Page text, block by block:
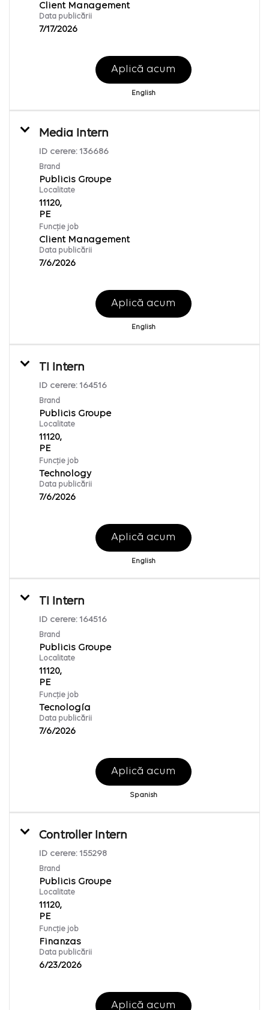
Client Management
Data publicării
7/17/2026
Aplică acum
English
Media Intern
ID cerere: 136686
Brand
Publicis Groupe
Localitate
11120,
Funcție job
Client Management
Data publicării
7/6/2026
Aplică acum
English
TI Intern
ID cerere: 164516
Brand
Publicis Groupe
Localitate
11120,
Funcție job
Technology
Data publicării
7/6/2026
Aplică acum
English
TI Intern
ID cerere: 164516
Brand
Publicis Groupe
Localitate
11120,
Funcție job
Tecnología
Data publicării
7/6/2026
Aplică acum
Spanish
Controller Intern
ID cerere: 155298
Brand
Publicis Groupe
Localitate
11120,
Funcție job
Finanzas
Data publicării
6/23/2026
Aplică acum